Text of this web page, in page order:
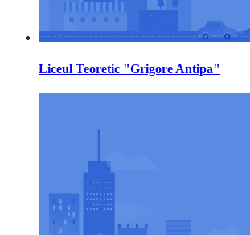
Liceul Teoretic "Grigore Antipa"